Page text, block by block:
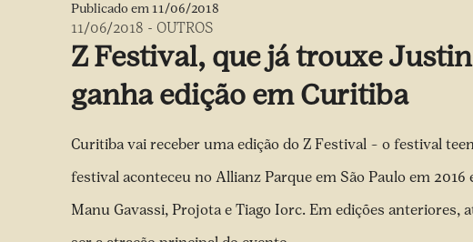
Publicado em11/06/2018
11/06/2018 - OUTROS
Z Festival, que já trouxe
ganha edição em Curitiba
Curitiba vai receber uma edição do Z Festival – o festival
festival aconteceu no Allianz Parque em São Paulo em
Manu Gavassi, Projota e Tiago Iorc. Em edições